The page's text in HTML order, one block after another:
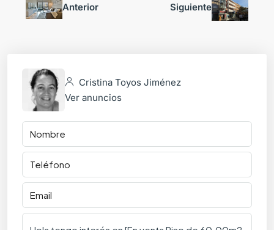
Anterior Siguiente
Cristina Toyos Jiménez
Ver anuncios